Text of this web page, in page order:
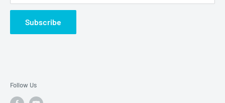
Digital Signage
TV & Monitor
AMR
การรับประกันสินค้า
การคืนสินค้า และการคืนเงิน
Subscribe
Follow Us